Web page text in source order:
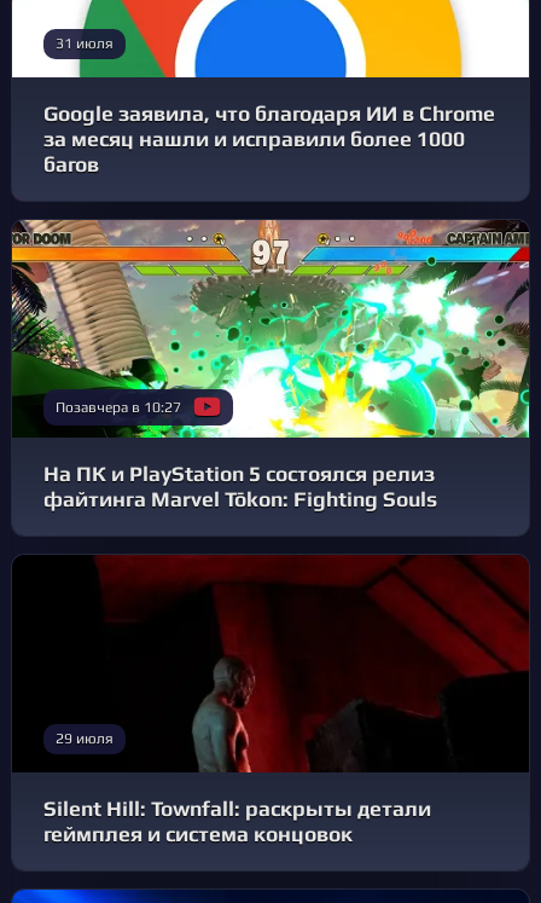
31 июля
Google заявила, что благодаря ИИ в Chrome
за месяц нашли и исправили более 1000
багов
Позавчера в 10:27
На ПК и PlayStation 5 состоялся релиз
файтинга Marvel Tōkon: Fighting Souls
29 июля
Silent Hill: Townfall: раскрыты детали
геймплея и система концовок